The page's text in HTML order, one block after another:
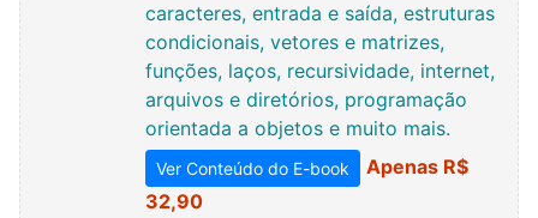
caracteres, entrada e saída, estruturas
condicionais, vetores e matrizes,
funções, laços, recursividade, internet,
arquivos e diretórios, programação
orientada a objetos e muito mais.
Ver Conteúdo do E-book
Apenas R$
32,90